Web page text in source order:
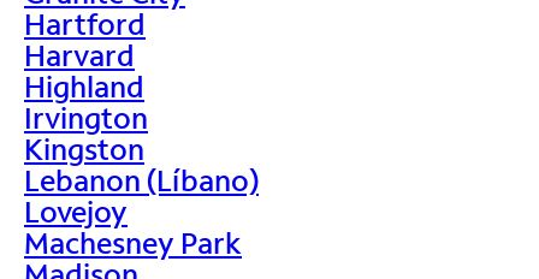
Hartford
Harvard
Highland
Irvington
Kingston
Lebanon (Líbano)
Lovejoy
Machesney Park